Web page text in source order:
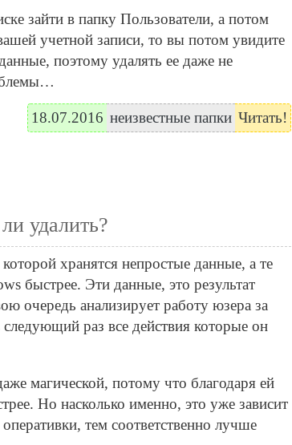
зайти в папку Пользователи, а потом
учетной записи, то вы потом увидите
поэтому удалять ее даже не
Читать!
неизвестные папки
18.07.2016
удалить?
хранятся непростые данные, а те
быстрее. Эти данные, это результат
очередь анализирует работу юзера за
раз все действия которые он
магической, потому что благодаря ей
Но насколько именно, это уже зависит
тем соответственно лучше